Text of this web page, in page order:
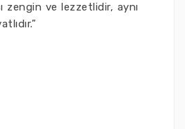
zengin ve lezzetlidir, aynı